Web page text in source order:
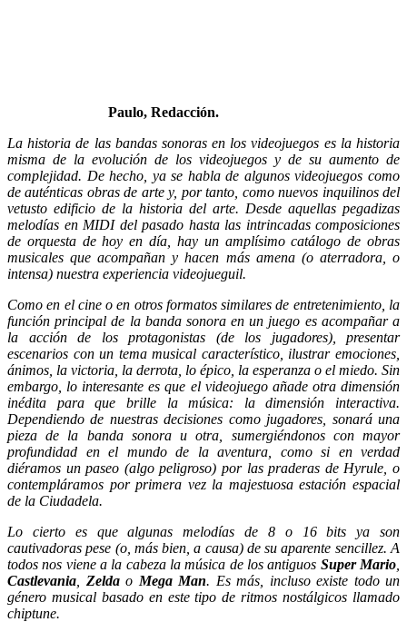
Paulo, Redacción.
La historia de las bandas sonoras en los videojuegos es la historia
misma de la evolución de los videojuegos y de su aumento de
complejidad. De hecho, ya se habla de algunos videojuegos como
de auténticas obras de arte y, por tanto, como nuevos inquilinos del
vetusto edificio de la historia del arte. Desde aquellas pegadizas
melodías en MIDI del pasado hasta las intrincadas composiciones
de orquesta de hoy en día, hay un amplísimo catálogo de obras
musicales que acompañan y hacen más amena (o aterradora, o
intensa) nuestra experiencia videojueguil.
Como en el cine o en otros formatos similares de entretenimiento, la
función principal de la banda sonora en un juego es acompañar a
la acción de los protagonistas (de los jugadores), presentar
escenarios con un tema musical característico, ilustrar emociones,
ánimos, la victoria, la derrota, lo épico, la esperanza o el miedo. Sin
embargo, lo interesante es que el videojuego añade otra dimensión
inédita para que brille la música: la dimensión interactiva.
Dependiendo de nuestras decisiones como jugadores, sonará una
pieza de la banda sonora u otra, sumergiéndonos con mayor
profundidad en el mundo de la aventura, como si en verdad
diéramos un paseo (algo peligroso) por las praderas de Hyrule, o
contempláramos por primera vez la majestuosa estación espacial
de la Ciudadela.
Lo cierto es que algunas melodías de 8 o 16 bits ya son
cautivadoras pese (o, más bien, a causa) de su aparente sencillez. A
todos nos viene a la cabeza la música de los antiguos Super Mario
Castlevania
Zeldao Mega Man. Es más, incluso existe todo un
género musical basado en este tipo de ritmos nostálgicos llamado
chiptune.